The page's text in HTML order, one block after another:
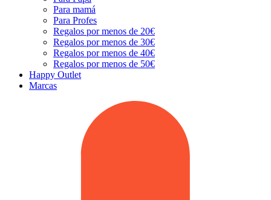
Para mamá
Para Profes
Regalos por menos de 20€
Regalos por menos de 30€
Regalos por menos de 40€
Regalos por menos de 50€
Happy Outlet
Marcas